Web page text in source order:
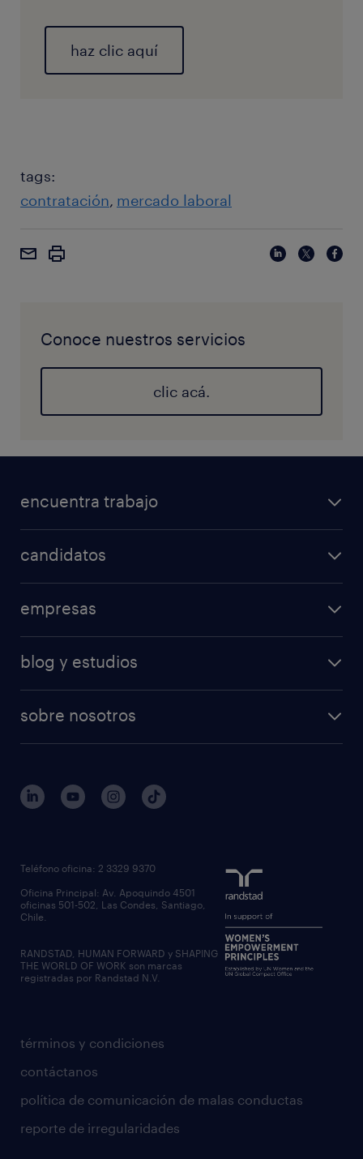
haz clic aquí
tags:
contratación mercado laboral
Conoce nuestros servicios
clic acá.
encuentra trabajo
candidatos
empresas
blog y estudios
sobre nosotros
términos y condiciones
contáctanos
política de comunicación de malas conductas
reporte de irregularidades
Teléfono oficina: 2 3329 9370
Oficina Principal: Av. Apoquindo 4501
oficinas 501-502, Las Condes, Santiago,
Chile.
RANDSTAD, HUMAN FORWARD y SHAPING
THE WORLD OF WORK son marcas
registradas por Randstad N.V.